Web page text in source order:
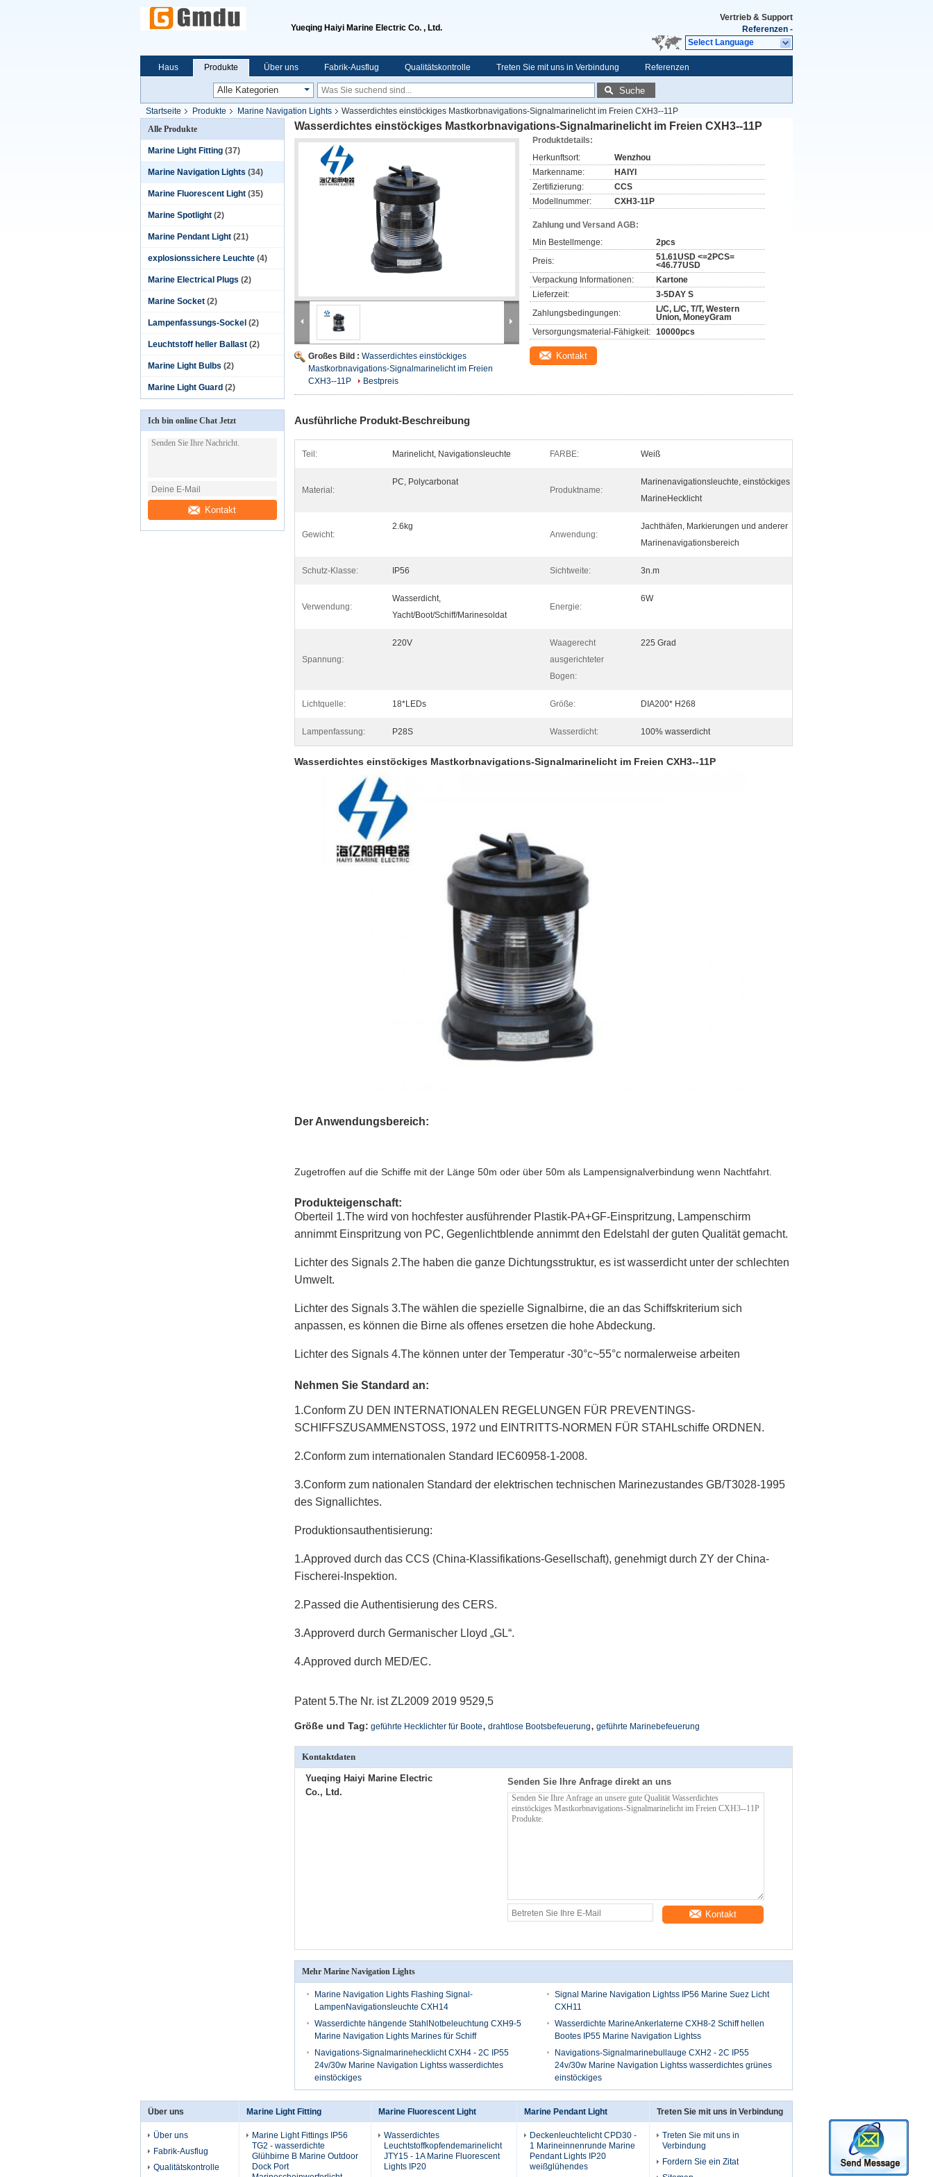
Yueqing Haiyi Marine Electric Co. , Ltd.
Vertrieb & Support
Referenzen -
Select Language
Haus Produkte Über uns Fabrik-Ausflug Qualitätskontrolle Treten Sie mit uns in Verbindung Referenzen
Suche
Startseite Produkte Marine Navigation Lights
Wasserdichtes einstöckiges Mastkorbnavigations-Signalmarinelicht im Freien CXH3--11P
Alle Produkte
Marine Light Fitting (37)
Marine Navigation Lights (34)
Marine Fluorescent Light (35)
Marine Spotlight (2)
Marine Pendant Light (21)
explosionssichere Leuchte (4)
Marine Electrical Plugs (2)
Marine Socket (2)
Lampenfassungs-Sockel (2)
Leuchtstoff heller Ballast (2)
Marine Light Bulbs (2)
Marine Light Guard (2)
Ich bin online Chat Jetzt
Kontakt
Wasserdichtes einstöckiges Mastkorbnavigations-Signalmarinelicht im Freien CXH3--11P
Großes Bild : Wasserdichtes einstöckiges
Mastkorbnavigations-Signalmarinelicht im Freien
CXH3--11P
Bestpreis
Produktdetails:
Herkunftsort:
Wenzhou
Markenname:
HAIYI
Zertifizierung:
CCS
Modellnummer:
CXH3-11P
Zahlung und Versand AGB:
Min Bestellmenge:
2pcs
Preis:
51.61USD <=2PCS=
<46.77USD
Verpackung Informationen:
Kartone
Lieferzeit:
3-5DAY S
Zahlungsbedingungen:
L/C, L/C, T/T, Western
Union, MoneyGram
Versorgungsmaterial-Fähigkeit: 10000pcs
Kontakt
Ausführliche Produkt-Beschreibung
Teil: Marinelicht, Navigationsleuchte FARBE: Weiß
Material:
PC, Polycarbonat
Produktname:
Marinenavigationsleuchte, einstöckiges
MarineHecklicht
Gewicht:
2.6kg
Anwendung:
Jachthäfen, Markierungen und anderer
Marinenavigationsbereich
Schutz-Klasse: IP56 Sichtweite: 3n.m
Verwendung:
Wasserdicht,
Yacht/Boot/Schiff/Marinesoldat
Energie:
6W
Spannung:
220V
Waagerecht
ausgerichteter
Bogen:
225 Grad
Lichtquelle: 18*LEDs Größe: DIA200* H268
Lampenfassung: P28S Wasserdicht: 100% wasserdicht
Wasserdichtes einstöckiges Mastkorbnavigations-Signalmarinelicht im Freien CXH3--11P
Der Anwendungsbereich:
Zugetroffen auf die Schiffe mit der Länge 50m oder über 50m als Lampensignalverbindung wenn Nachtfahrt.
Produkteigenschaft:
Oberteil 1.The wird von hochfester ausführender Plastik-PA+GF-Einspritzung, Lampenschirm
annimmt Einspritzung von PC, Gegenlichtblende annimmt den Edelstahl der guten Qualität gemacht.
Lichter des Signals 2.The haben die ganze Dichtungsstruktur, es ist wasserdicht unter der schlechten
Umwelt.
Lichter des Signals 3.The wählen die spezielle Signalbirne, die an das Schiffskriterium sich
anpassen, es können die Birne als offenes ersetzen die hohe Abdeckung.
Lichter des Signals 4.The können unter der Temperatur -30°c~55°c normalerweise arbeiten
Nehmen Sie Standard an:
1.Conform ZU DEN INTERNATIONALEN REGELUNGEN FÜR PREVENTINGS-
SCHIFFSZUSAMMENSTOSS, 1972 und EINTRITTS-NORMEN FÜR STAHLschiffe ORDNEN.
2.Conform zum internationalen Standard IEC60958-1-2008.
3.Conform zum nationalen Standard der elektrischen technischen Marinezustandes GB/T3028-1995
des Signallichtes.
Produktionsauthentisierung:
1.Approved durch das CCS (China-Klassifikations-Gesellschaft), genehmigt durch ZY der China-
Fischerei-Inspektion.
2.Passed die Authentisierung des CERS.
3.Approverd durch Germanischer Lloyd „GL“.
4.Approved durch MED/EC.
Patent 5.The Nr. ist ZL2009 2019 9529,5
Größe und Tag: geführte Hecklichter für Boote, drahtlose Bootsbefeuerung, geführte Marinebefeuerung
Kontaktdaten
Yueqing Haiyi Marine Electric
Co., Ltd.
Senden Sie Ihre Anfrage direkt an uns
Kontakt
Mehr Marine Navigation Lights
Marine Navigation Lights Flashing Signal-
LampenNavigationsleuchte CXH14
Signal Marine Navigation Lightss IP56 Marine Suez Licht
CXH11
Wasserdichte hängende StahlNotbeleuchtung CXH9-5
Marine Navigation Lights Marines für Schiff
Wasserdichte MarineAnkerlaterne CXH8-2 Schiff hellen
Bootes IP55 Marine Navigation Lightss
Navigations-Signalmarinehecklicht CXH4 - 2C IP55
24v/30w Marine Navigation Lightss wasserdichtes
einstöckiges
Navigations-Signalmarinebullauge CXH2 - 2C IP55
24v/30w Marine Navigation Lightss wasserdichtes grünes
einstöckiges
Über uns
Über uns
Fabrik-Ausflug
Qualitätskontrolle
Marine Light Fitting
Marine Light Fittings IP56
TG2 - wasserdichte
Glühbirne B Marine Outdoor
Dock Port
Marine Fluorescent Light
Wasserdichtes
Leuchtstoffkopfendemarinelicht
JTY15 - 1A Marine Fluorescent
Lights IP20
Marine Pendant Light
Deckenleuchtelicht CPD30 -
1 Marineinnenrunde Marine
Pendant Lights IP20
weißglühendes
Treten Sie mit uns in Verbindung
Treten Sie mit uns in
Verbindung
Fordern Sie ein Zitat